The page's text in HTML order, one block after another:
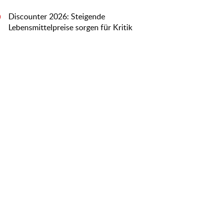
Discounter 2026: Steigende
Lebensmittelpreise sorgen für Kritik